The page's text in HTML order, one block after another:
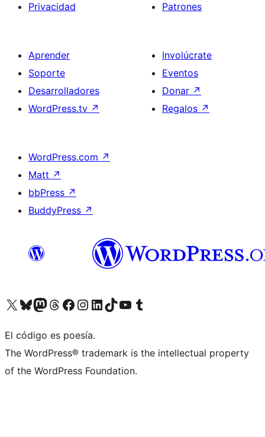
Privacidad
Patrones
Aprender
Soporte
Desarrolladores
WordPress.tv ↗
Involúcrate
Eventos
Donar ↗
Regalos ↗
WordPress.com ↗
Matt ↗
bbPress ↗
BuddyPress ↗
Visita nuestra cuenta de X (anteriormente Twitter)
Visita nuestra cuenta de Bluesky
Visita nuestra cuenta de Mastodon
Visita nuestra cuenta de Threads
Visita nuestra página de Facebook
Visita nuestra cuenta de Instagram
Visita nuestra cuenta de LinkedIn
Visita nuestra cuenta de TikTok
Visita nuestro canal de YouTube
Visita nuestra cuenta de Tumblr
El código es poesía.
The WordPress® trademark is the intellectual property
of the WordPress Foundation.